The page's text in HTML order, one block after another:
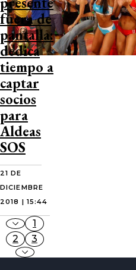
fuera de
pantalla:
dedica
tiempo a
captar
socios
para
Aldeas
SOS
21 DE
DICIEMBRE
2018 | 15:44
1
2
3